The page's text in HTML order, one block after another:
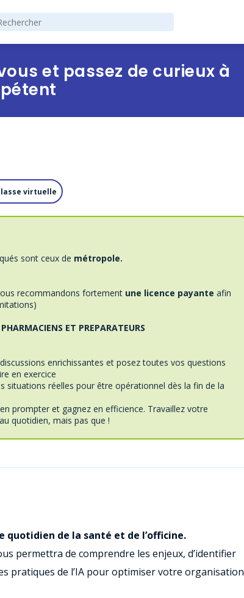
et passez de curieux à
virtuelle
sont ceux de métropole.
recommandons fortement une licence payante afin
ET PREPARATEURS
enrichissantes et posez toutes vos questions
en exercice
situations réelles pour être opérationnel dès la fin de la
prompter et gagnez en efficience. Travaillez votre
quotidien, mais pas que !
de la santé et de l’officine.
permettra de comprendre les enjeux, d’identifier
pratiques de l’IA pour optimiser votre organisation